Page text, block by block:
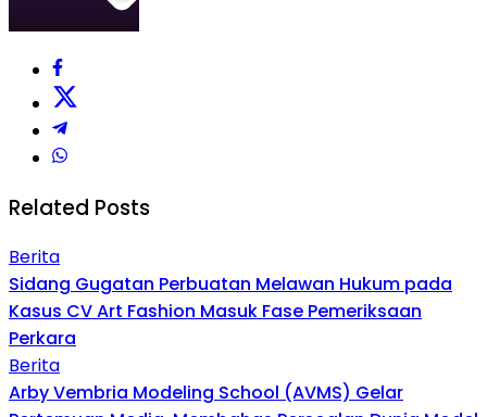
Related Posts
Berita
Sidang Gugatan Perbuatan Melawan Hukum pada
Kasus CV Art Fashion Masuk Fase Pemeriksaan
Perkara
Berita
Arby Vembria Modeling School (AVMS) Gelar